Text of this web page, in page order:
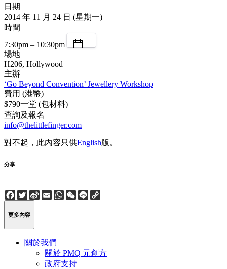
日期
2014 年 11 月 24 日 (星期一)
時間
7:30pm – 10:30pm
場地
H206, Hollywood
主辦
‘Go Beyond Convention’ Jewellery Workshop
費用 (港幣)
$790一堂 (包材料)
查詢及報名
info@thelittlefinger.com
對不起，此內容只供English版。
分享
Facebook
Twitter
Sina
Weibo
EmailWhatsApp
WeChat
Line
更多內容
關於我們
關於 PMQ 元創方
政府支持